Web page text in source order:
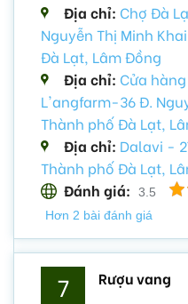
Địa chỉ: Chợ Đà
Nguyễn Thị Minh
Đà Lạt, Lâm Đồng
Địa chỉ: Cửa
L'angfarm-36 Đ.
Thành phố Đà Lạt,
Địa chỉ: Dalavi -
Thành phố Đà Lạt,
Đánh giá:
3.5
Hơn 2 bài đánh giá
7 Rượu vang